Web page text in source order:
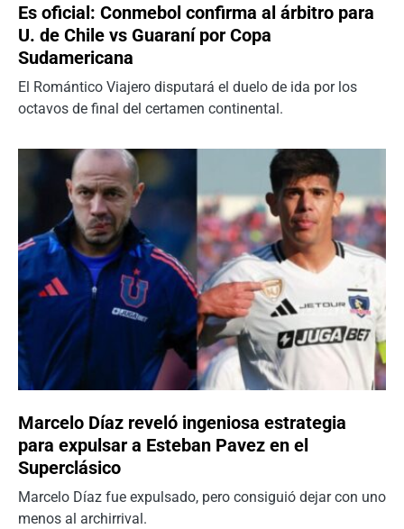
Es oficial: Conmebol confirma al árbitro para
U. de Chile vs Guaraní por Copa
Sudamericana
El Romántico Viajero disputará el duelo de ida por los
octavos de final del certamen continental.
Marcelo Díaz reveló ingeniosa estrategia
para expulsar a Esteban Pavez en el
Superclásico
Marcelo Díaz fue expulsado, pero consiguió dejar con uno
menos al archirrival.